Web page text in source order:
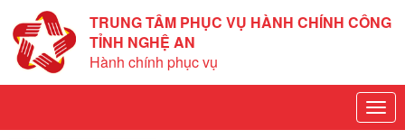
TRUNG TÂM PHỤC VỤ HÀNH CHÍNH CÔNG
TỈNH NGHỆ AN
Hành chính phục vụ